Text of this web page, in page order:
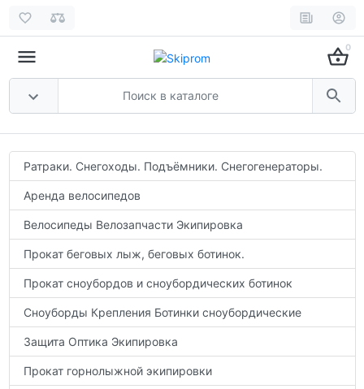
0
Ратраки. Снегоходы. Подъёмники. Снегогенераторы.
Аренда велосипедов
Велосипеды Велозапчасти Экипировка
Прокат беговых лыж, беговых ботинок.
Прокат сноубордов и сноубордических ботинок
Сноуборды Крепления Ботинки сноубордические
Защита Оптика Экипировка
Прокат горнолыжной экипировки